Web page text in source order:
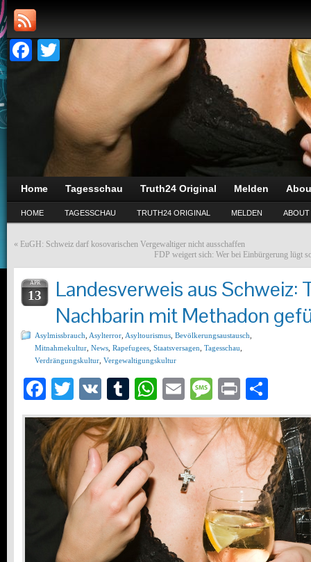
Facebook
Twitter
Home Tagesschau Truth24 Original Melden
HOME TAGESSCHAU TRUTH24 ORIGINAL MELDEN ABOUT
« EuGH: Schweiz darf kosovarischen Vergewaltiger nicht ausschaffen
FDP weigert sich: Wer bei Einbürgerung lügt
APR
13
Landesverweis aus Schweiz:
Nachbarin mit Methadon
Asylmissbrauch Asylterror Asyltourismus Bevölkerungsaustausch
Mitnahmekultur News Rapefugees Staatsversagen Tagesschau
Verdrängungskultur Vergewaltigungskultur
Facebook
Twitter
VK Tumblr
WhatsApp
EmailMessage
Print